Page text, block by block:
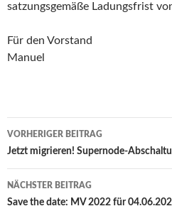
satzungsgemäße Ladungsfrist
Für den Vorstand
Manuel
Beitragsnavigation
VORHERIGER BEITRAG
Jetzt migrieren! Supernode-
NÄCHSTER BEITRAG
Save the date: MV 2022 für